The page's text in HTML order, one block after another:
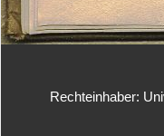
Rechteinhaber: